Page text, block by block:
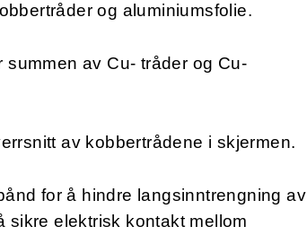
og aluminiumsfolie.
summen av Cu- tråder og Cu-
av kobbertrådene i skjermen.
for å hindre langsinntrengning av
sikre elektrisk kontakt mellom